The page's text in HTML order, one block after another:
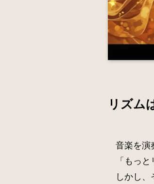
リズム
音楽を演
「もっ
しかし